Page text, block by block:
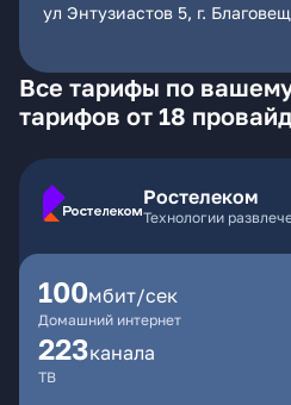
ул Энтузиастов 5, г.
Все тарифы по
тарифов от 18
Ростелеком
Технологии
100мбит/сек
Домашний интернет
223каналa
ТВ